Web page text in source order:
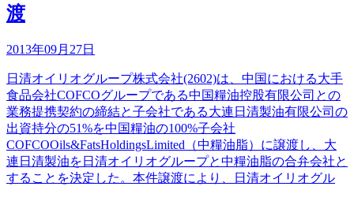
渡
2013年09月27日
日清オイリオグループ株式会社(2602)は、中国における大手
食品会社COFCOグループである中国糧油控股有限公司との
業務提携契約の締結と子会社である大連日清製油有限公司の
出資持分の51%を中国糧油の100%子会社
COFCOOils&FatsHoldingsLimited（中糧油脂）に譲渡し、大
連日清製油を日清オイリオグループと中糧油脂の合弁会社と
することを決定した。本件譲渡により、日清オイリオグル